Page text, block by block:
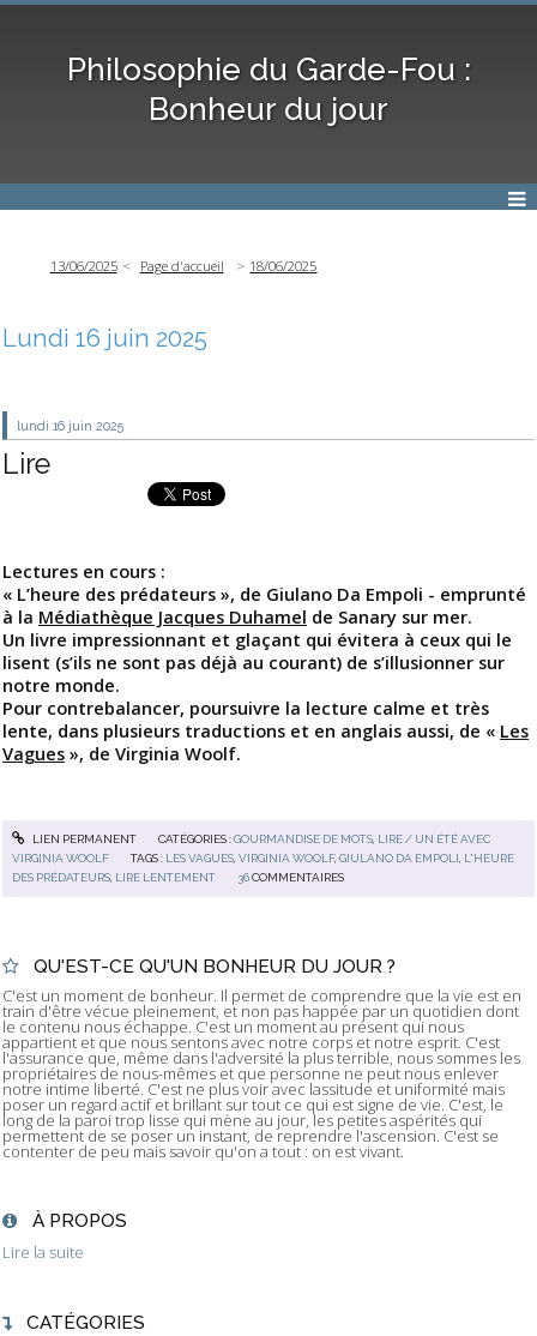
Philosophie du Garde-Fou :
Bonheur du jour
13/06/2025 Page d'accueil 18/06/2025
Lundi 16 juin 2025
lundi 16 juin 2025
Lire
Lectures en cours :
« L’heure des prédateurs », de Giulano Da Empoli - emprunté
à la Médiathèque Jacques Duhamel de Sanary sur mer.
Un livre impressionnant et glaçant qui évitera à ceux qui le
lisent (s’ils ne sont pas déjà au courant) de s’illusionner sur
notre monde.
Pour contrebalancer, poursuivre la lecture calme et très
lente, dans plusieurs traductions et en anglais aussi, de « Les
Vagues », de Virginia Woolf.
LIEN PERMANENT CATÉGORIES :GOURMANDISE DE MOTS, LIRE / UN ÉTÉ AVEC
VIRGINIA WOOLF
TAGS : LES VAGUES ,VIRGINIA WOOLF,GIULANO DA EMPOLI L'HEURE
DES PRÉDATEURS LIRE LENTEMENT 36 COMMENTAIRES
QU'EST-CE QU'UN BONHEUR DU JOUR ?
C'est un moment de bonheur. Il permet de comprendre que la vie est en
train d'être vécue pleinement, et non pas happée par un quotidien dont
le contenu nous échappe. C'est un moment au présent qui nous
appartient et que nous sentons avec notre corps et notre esprit. C'est
l'assurance que, même dans l'adversité la plus terrible, nous sommes les
propriétaires de nous-mêmes et que personne ne peut nous enlever
notre intime liberté. C'est ne plus voir avec lassitude et uniformité mais
poser un regard actif et brillant sur tout ce qui est signe de vie. C'est, le
long de la paroi trop lisse qui mène au jour, les petites aspérités qui
permettent de se poser un instant, de reprendre l'ascension. C'est se
contenter de peu mais savoir qu'on a tout : on est vivant.
À PROPOS
Lire la suite
CATÉGORIES